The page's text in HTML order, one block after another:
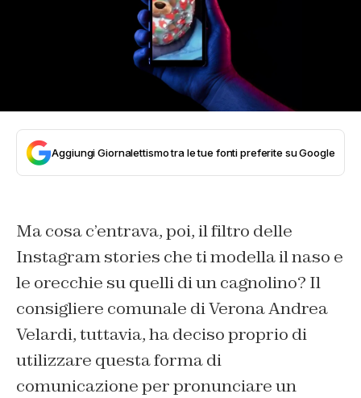
Aggiungi Giornalettismo tra le tue fonti preferite su Google
Ma cosa c’entrava, poi, il filtro delle
Instagram stories che ti modella il naso e
le orecchie su quelli di un cagnolino? Il
consigliere comunale di Verona Andrea
Velardi, tuttavia, ha deciso proprio di
utilizzare questa forma di
comunicazione per pronunciare un